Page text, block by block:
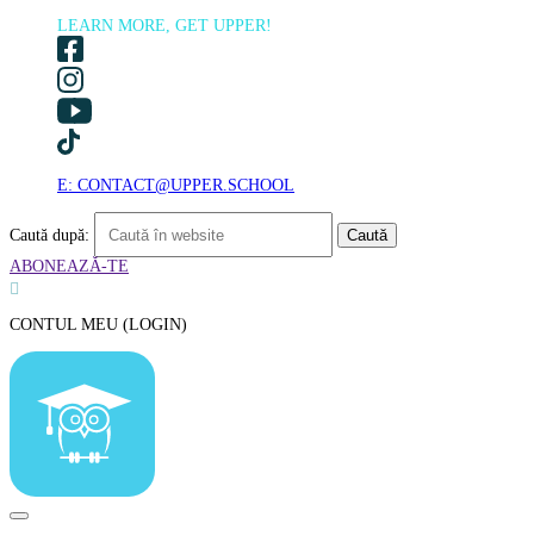
LEARN MORE, GET UPPER!
E: CONTACT@UPPER.SCHOOL
Caută după:
ABONEAZĂ-TE

CONTUL MEU (LOGIN)